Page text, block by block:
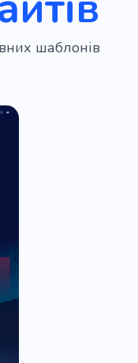
шаблонів